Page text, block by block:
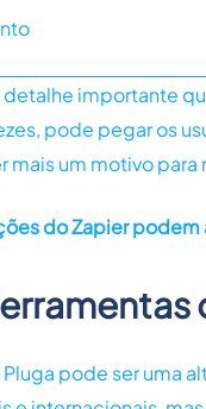
detalhe importante
pode pegar os
mais um motivo
do Zapier podem
pode ser uma